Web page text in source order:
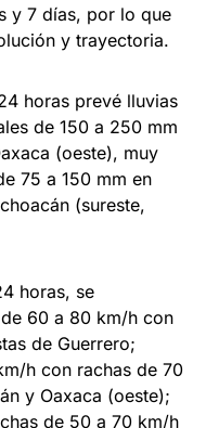
y 7 días, por lo que
y trayectoria.
horas prevé lluvias
de 150 a 250 mm
(oeste), muy
75 a 150 mm en
(sureste,
horas, se
60 a 80 km/h con
de Guerrero;
h con rachas de 70
y Oaxaca (oeste);
de 50 a 70 km/h